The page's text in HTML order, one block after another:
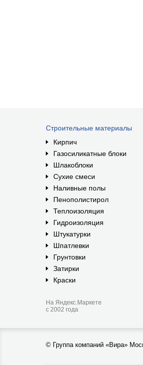
Строительные материалы
Кирпич
Газосиликатные блоки
Шлакоблоки
Сухие смеси
Наливные полы
Пенополистирол
Теплоизоляция
Гидроизоляция
Штукатурки
Шпатлевки
Грунтовки
Затирки
Краски
На Яндекс.Маркете
с 2002 года
© Группа компаний «Вира»